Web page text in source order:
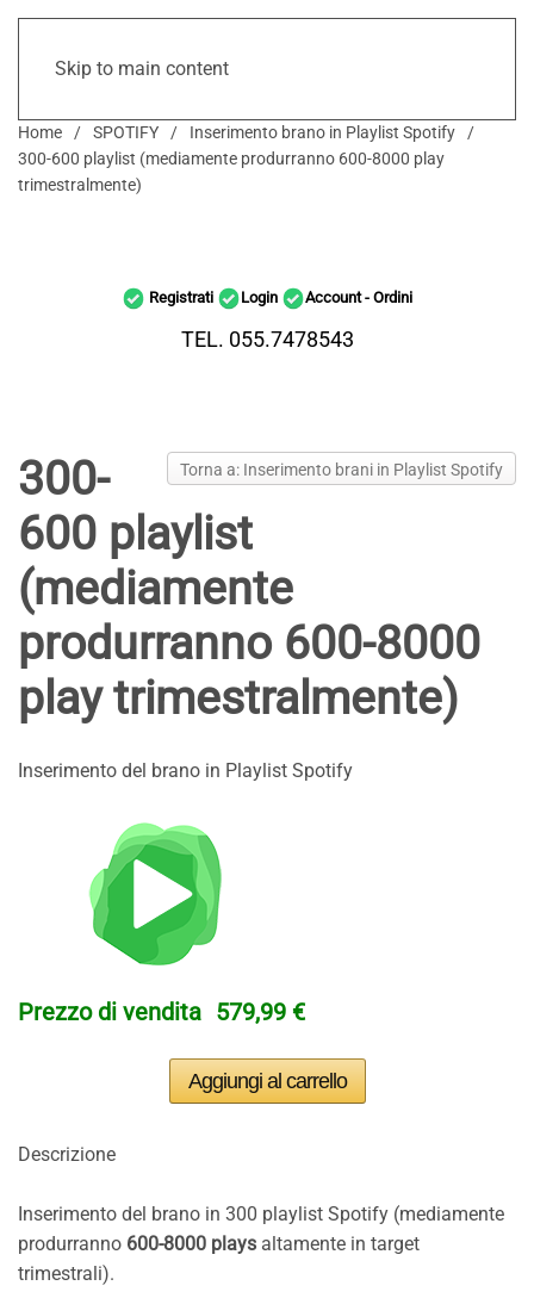
Skip to main content
Home SPOTIFY
Inserimento brano in Playlist Spotify
300-600 playlist (mediamente produrranno 600-8000 play
trimestralmente)
Registrati Login Account - Ordini
TEL. 055.7478543
Torna a: Inserimento brani in Playlist Spotify
300-
600 playlist
(mediamente
produrranno 600-8000
play trimestralmente)
Inserimento del brano in Playlist Spotify
Prezzo di vendita 579,99 €
Descrizione
Inserimento del brano in 300 playlist Spotify (mediamente
produrranno 600-8000 plays altamente in target
trimestrali).